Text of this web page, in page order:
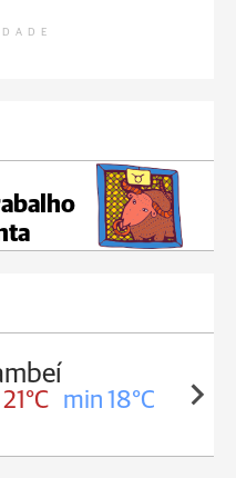
min 18°C